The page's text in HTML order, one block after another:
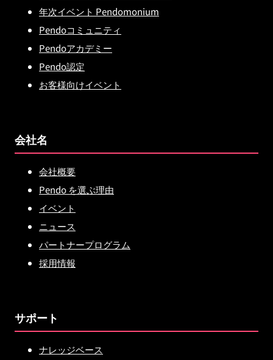
年次イベント Pendomonium
Pendoコミュニティ
Pendoアカデミー
Pendo認定
お客様向けイベント
会社名
会社概要
Pendo を選ぶ理由
イベント
ニュース
パートナープログラム
採用情報
サポート
ナレッジベース